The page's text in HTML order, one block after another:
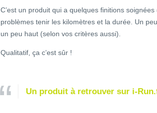
C’est un produit qui a quelques finitions
problèmes tenir les kilomètres et la durée. Un
un peu haut (selon vos critères aussi).
Qualitatif, ça c’est sûr !
Un produit à retrouver sur i-